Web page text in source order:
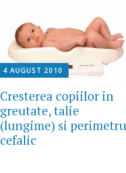
4 AUGUST 2010
Cresterea copiilor in
greutate, talie
(lungime) si perimetru
cefalic